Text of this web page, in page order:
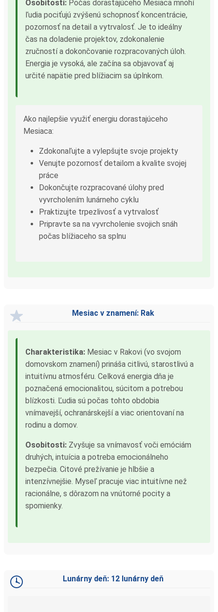
Osobitosti: Počas dorastajúceho Mesiaca mnohí
ľudia pociťujú zvýšenú schopnosť koncentrácie,
pozornosť na detail a vytrvalosť. Je to ideálny
čas na doladenie projektov, zdokonalenie
zručností a dokončovanie rozpracovaných úloh.
Energia je vysoká, ale začína sa objavovať aj
určité napätie pred blížiacim sa úplnkom.
Ako najlepšie využiť energiu dorastajúceho
Mesiaca:
Zdokonaľujte a vylepšujte svoje projekty
Venujte pozornosť detailom a kvalite svojej
práce
Dokončujte rozpracované úlohy pred
vyvrcholením lunárneho cyklu
Praktizujte trpezlivosť a vytrvalosť
Pripravte sa na vyvrcholenie svojich snáh
počas blížiaceho sa splnu
Mesiac v znamení: Rak
Charakteristika: Mesiac v Rakovi (vo svojom
domovskom znamení) prináša citlivú, starostlivú a
intuitívnu atmosféru. Celková energia dňa je
poznačená emocionalitou, súcitom a potrebou
blízkosti. Ľudia sú počas tohto obdobia
vnímavejší, ochranárskejší a viac orientovaní na
rodinu a domov.
Osobitosti: Zvyšuje sa vnímavosť voči emóciám
druhých, intuícia a potreba emocionálneho
bezpečia. Citové prežívanie je hlbšie a
intenzívnejšie. Myseľ pracuje viac intuitívne než
racionálne, s dôrazom na vnútorné pocity a
spomienky.
Lunárny deň: 12 lunárny deň